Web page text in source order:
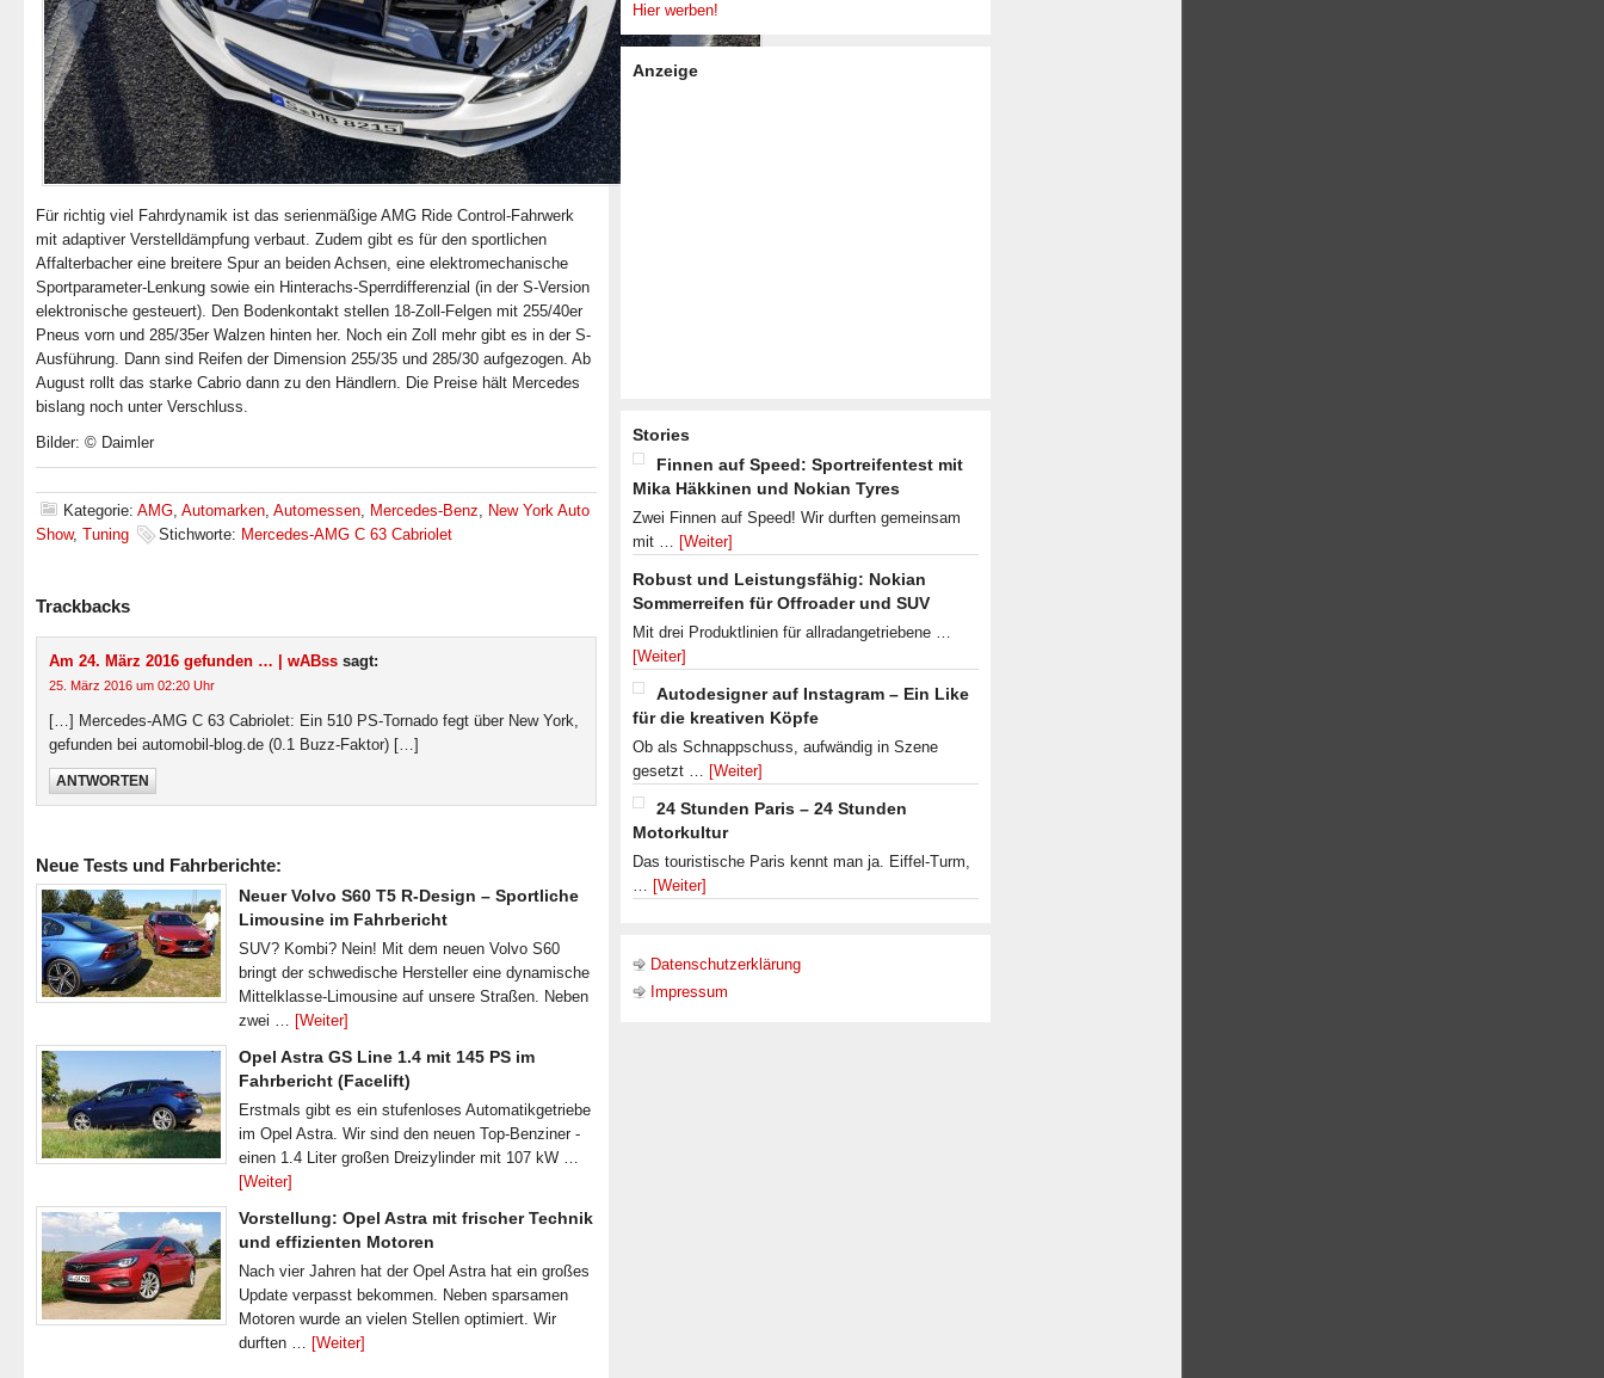
Für richtig viel Fahrdynamik ist das serienmäßige AMG Ride Control-Fahrwerk
mit adaptiver Verstelldämpfung verbaut. Zudem gibt es für den sportlichen
Affalterbacher eine breitere Spur an beiden Achsen, eine elektromechanische
Sportparameter-Lenkung sowie ein Hinterachs-Sperrdifferenzial (in der S-Version
elektronische gesteuert). Den Bodenkontakt stellen 18-Zoll-Felgen mit 255/40er
Pneus vorn und 285/35er Walzen hinten her. Noch ein Zoll mehr gibt es in der S-
Ausführung. Dann sind Reifen der Dimension 255/35 und 285/30 aufgezogen. Ab
August rollt das starke Cabrio dann zu den Händlern. Die Preise hält Mercedes
bislang noch unter Verschluss.
Bilder: © Daimler
Kategorie: AMG, Automarken, Automessen, Mercedes-Benz, New York Auto
Show, Tuning Stichworte: Mercedes-AMG C 63 Cabriolet
Trackbacks
Am 24. März 2016 gefunden … | wABss sagt:
25. März 2016 um 02:20 Uhr
[…] Mercedes-AMG C 63 Cabriolet: Ein 510 PS-Tornado fegt über New York,
gefunden bei automobil-blog.de (0.1 Buzz-Faktor) […]
ANTWORTEN
Neue Tests und Fahrberichte:
Neuer Volvo S60 T5 R-Design – Sportliche
Limousine im Fahrbericht
SUV? Kombi? Nein! Mit dem neuen Volvo S60
bringt der schwedische Hersteller eine dynamische
Mittelklasse-Limousine auf unsere Straßen. Neben
zwei … [Weiter]
Opel Astra GS Line 1.4 mit 145 PS im
Fahrbericht (Facelift)
Erstmals gibt es ein stufenloses Automatikgetriebe
im Opel Astra. Wir sind den neuen Top-Benziner -
einen 1.4 Liter großen Dreizylinder mit 107 kW …
[Weiter]
Vorstellung: Opel Astra mit frischer Technik
und effizienten Motoren
Nach vier Jahren hat der Opel Astra hat ein großes
Update verpasst bekommen. Neben sparsamen
Motoren wurde an vielen Stellen optimiert. Wir
durften … [Weiter]
Hier werben!
Anzeige
Stories
Finnen auf Speed: Sportreifentest mit
Mika Häkkinen und Nokian Tyres
Zwei Finnen auf Speed! Wir durften gemeinsam
mit … [Weiter]
Robust und Leistungsfähig: Nokian
Sommerreifen für Offroader und SUV
Mit drei Produktlinien für allradangetriebene …
[Weiter]
Autodesigner auf Instagram – Ein Like
für die kreativen Köpfe
Ob als Schnappschuss, aufwändig in Szene
gesetzt … [Weiter]
24 Stunden Paris – 24 Stunden
Motorkultur
Das touristische Paris kennt man ja. Eiffel-Turm,
… [Weiter]
Datenschutzerklärung
Impressum